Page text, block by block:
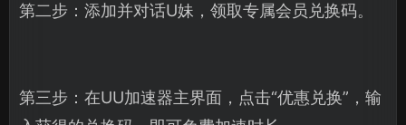
第二步：添加并对话U妹，领取专属会员兑换码。
第三步：在UU加速器主界面，点击“优惠兑换”，输